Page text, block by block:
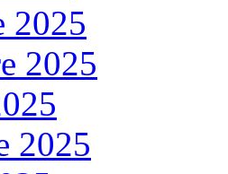
2025
2025
2025